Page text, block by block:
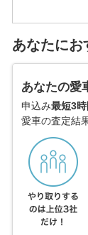
あなたにお
あなたの愛
申込み最短3
愛車の査定結